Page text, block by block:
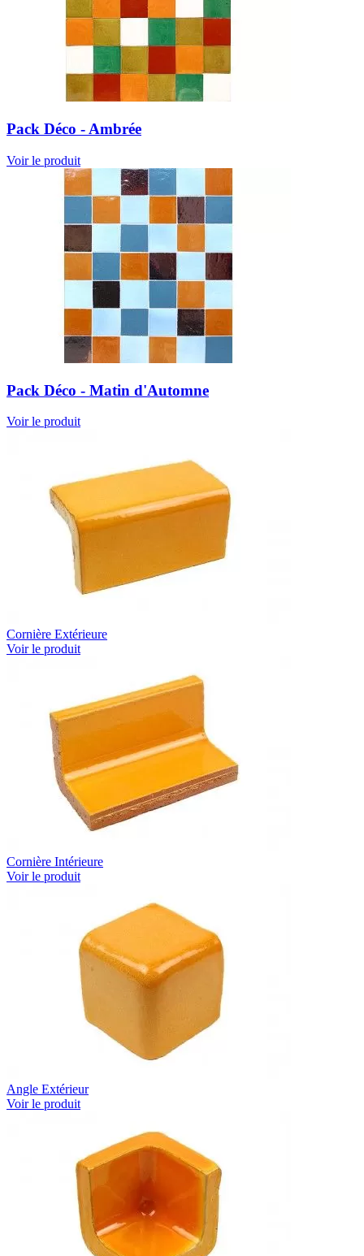
Pack Déco - Ambrée
Voir le produit
Pack Déco - Matin d'Automne
Voir le produit
Cornière Extérieure
Voir le produit
Cornière Intérieure
Voir le produit
Angle Extérieur
Voir le produit